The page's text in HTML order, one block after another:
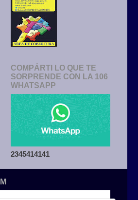
COMPÁRTI LO QUE TE
SORPRENDE CON LA 106
WHATSAPP
2345414141